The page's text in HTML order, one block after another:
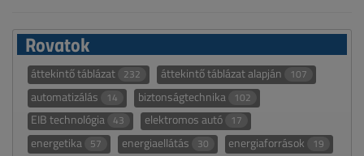
Rovatok
áttekintő táblázat 232 áttekintő táblázat alapján 107
automatizálás 14 biztonságtechnika 102
EIB technológia 43 elektromos autó 17
energetika 57 energiaellátás 30 energiaforrások 19